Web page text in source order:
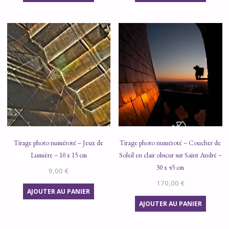
Tirage photo numéroté – Jeux de
Lumière – 10 x 15 cm
9,00€
AJOUTER AU PANIER
Tirage photo numéroté – Coucher de
Soleil en clair obscur sur Saint André –
30 x 45 cm
170,00 €
AJOUTER AU PANIER